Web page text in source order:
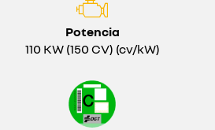
Potencia
110 KW (150 CV) (cv/kW)